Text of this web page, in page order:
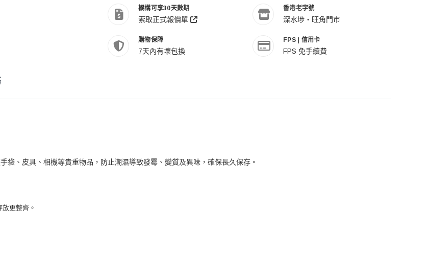
機構可享30天數期
索取正式報價單
香港老字號
深水埗・旺角門市
購物保障
7天內有壞包換
FPS | 信用卡
FPS 免手續費
、皮具、相機等貴重物品，防止潮濕導致發霉、變質及異味，確保長久保存。
更整齊。